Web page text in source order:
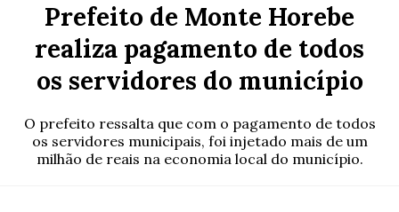
Prefeito de Monte Horebe
realiza pagamento de todos
os servidores do município
O prefeito ressalta que com o pagamento de todos
os servidores municipais, foi injetado mais de um
milhão de reais na economia local do município.